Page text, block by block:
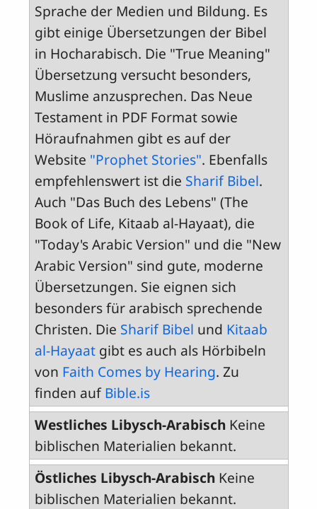
Sprache der Medien und Bildung. Es
gibt einige Übersetzungen der Bibel
in Hocharabisch. Die "True Meaning"
Übersetzung versucht besonders,
Muslime anzusprechen. Das Neue
Testament in PDF Format sowie
Höraufnahmen gibt es auf der
Website "Prophet Stories". Ebenfalls
empfehlenswert ist die Sharif Bibel.
Auch "Das Buch des Lebens" (The
Book of Life, Kitaab al-Hayaat), die
"Today's Arabic Version" und die "New
Arabic Version" sind gute, moderne
Übersetzungen. Sie eignen sich
besonders für arabisch sprechende
Christen. Die Sharif Bibel und Kitaab
al-Hayaat gibt es auch als Hörbibeln
von Faith Comes by Hearing. Zu
finden aufBible.is
Westliches Libysch-Arabisch Keine
biblischen Materialien bekannt.
Östliches Libysch-Arabisch Keine
biblischen Materialien bekannt.